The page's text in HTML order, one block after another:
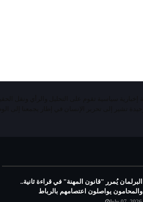
البرلمان يُمرر "قانون المهنة" في قراءة ثانية..
والمحامون يواصلون اعتصامهم بالرباط